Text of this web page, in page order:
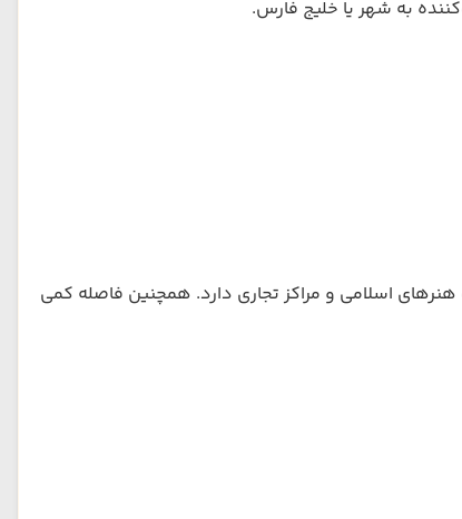
به شهر یا خلیج فارس.
اسلامی و مراکز تجاری دارد. همچنین فاصله کمی